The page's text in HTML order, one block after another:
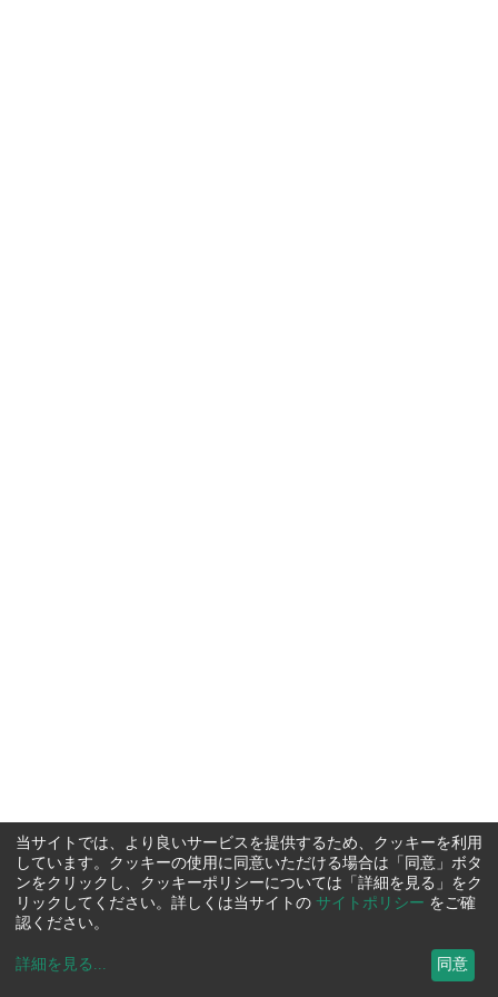
当サイトでは、より良いサービスを提供するため、クッキーを利用
しています。クッキーの使用に同意いただける場合は「同意」ボタ
ンをクリックし、クッキーポリシーについては「詳細を見る」をク
リックしてください。詳しくは当サイトの サイトポリシー をご確
認ください。
詳細を見る ... 同意